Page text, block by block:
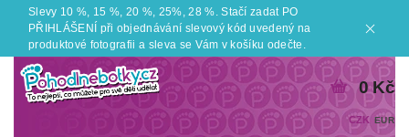
Slevy 10 %, 15 %, 20 %, 25%, 28 %. Stačí zadat PO
PŘIHLÁŠENÍ při objednávání slevový kód uvedený na
produktové fotografii a sleva se Vám v košíku odečte.
CZK EUR
0 Kč